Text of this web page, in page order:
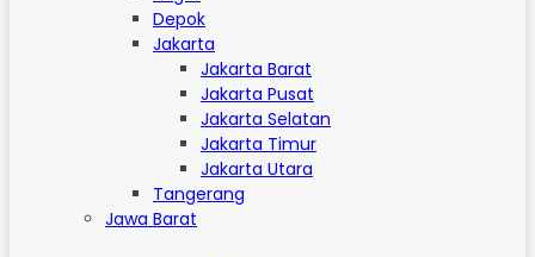
Depok
Jakarta
Jakarta Barat
Jakarta Pusat
Jakarta Selatan
Jakarta Timur
Jakarta Utara
Tangerang
Jawa Barat